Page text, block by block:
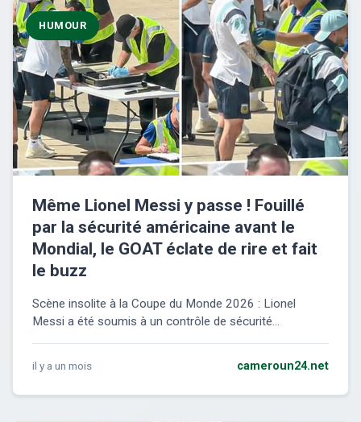
HUMOUR
Même Lionel Messi y passe ! Fouillé
par la sécurité américaine avant le
Mondial, le GOAT éclate de rire et fait
le buzz
Scène insolite à la Coupe du Monde 2026 : Lionel
Messi a été soumis à un contrôle de sécurité...
il y a un mois cameroun24.net